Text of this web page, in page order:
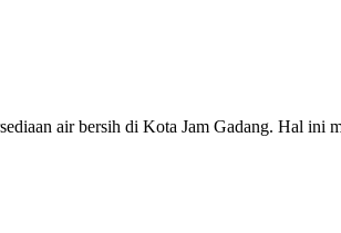
air bersih di Kota Jam Gadang. Hal ini